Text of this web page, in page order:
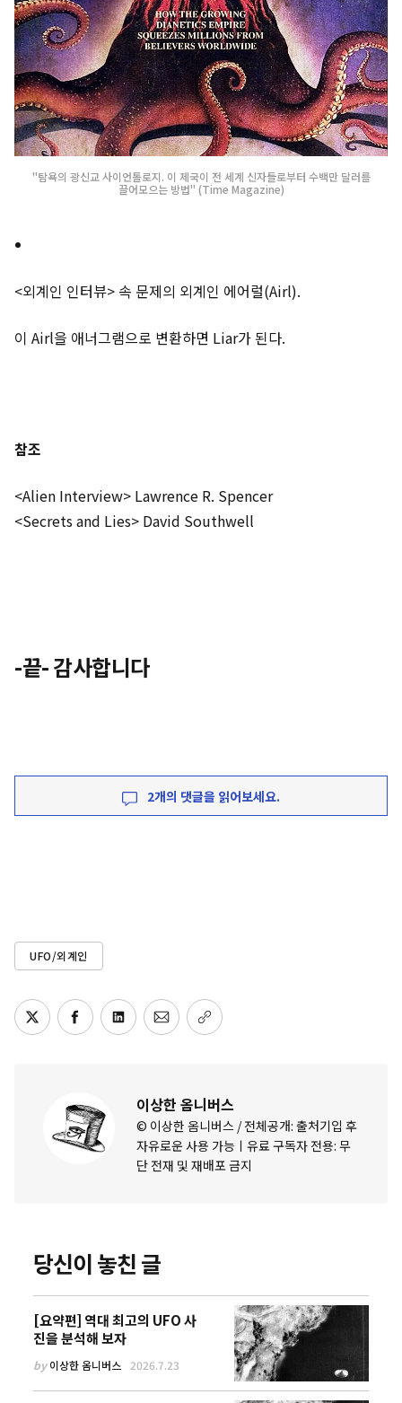
"탐욕의 광신교 사이언톨로지. 이 제국이 전 세계 신자들로부터 수백만 달러를
끌어모으는 방법" (Time Magazine)
<외계인 인터뷰> 속 문제의 외계인 에어럴(Airl).
이 Airl을 애너그램으로 변환하면 Liar가 된다.
참조
<Alien Interview> Lawrence R. Spencer
<Secrets and Lies> David Southwell
-끝- 감사합니다
2개의 댓글을 읽어보세요.
UFO/외계인
이상한 옴니버스
© 이상한 옴니버스 / 전체공개: 출처기입 후
자유로운 사용 가능ㅣ유료 구독자 전용: 무
단 전재 및 재배포 금지
당신이 놓친 글
[요약편] 역대 최고의 UFO 사
진을 분석해 보자
by이상한 옴니버스 2026.7.23